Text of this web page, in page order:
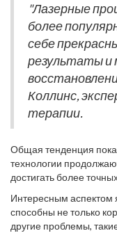
процессов на коже,
проведения лазеров.
возможные риски и
Анализ результатов
лазерное удаление
состояния кожи без
"Лазерные
более
себе
результаты и
Коллинс,
терапии.
Общая тенденция
технологии
достигать более
сертифицированные
Проведение
минимуму негативные
Интересным аспектом
способны не только
другие проблемы,